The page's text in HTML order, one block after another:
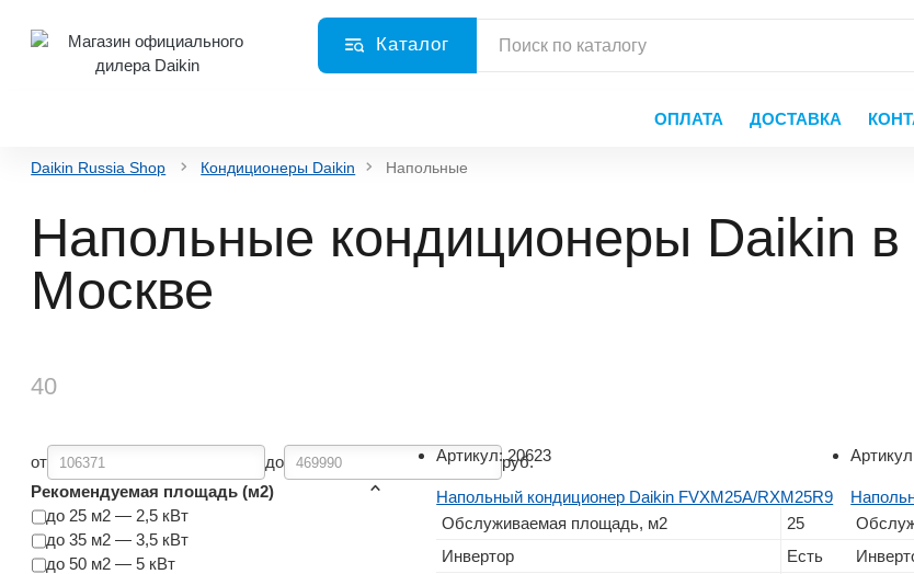
Каталог
ОПЛАТА ДОСТАВКА
Daikin Russia Shop Кондиционеры Daikin Напольные
Напольные кондиционеры Daikin в
Москве
40
от до
руб.
Рекомендуемая площадь (м2)
до 25 м2 — 2,5 кВт
до 35 м2 — 3,5 кВт
до 50 м2 — 5 кВт
Артикул:20623
Напольный кондиционер Daikin FVXM25A/RXM25R9
Обслуживаемая площадь, м2
25
Инвертор
Есть